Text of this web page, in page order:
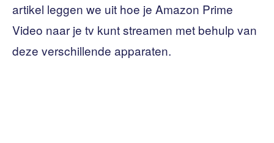
artikel leggen we uit hoe je Amazon Prime
Video naar je tv kunt streamen met behulp van
deze verschillende apparaten.